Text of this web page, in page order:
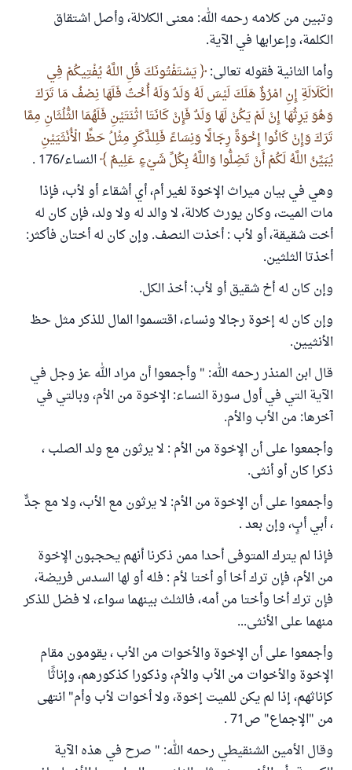
وتبين من كلامه رحمه الله: معنى الكلالة، وأصل اشتقاق
الكلمة، وإعرابها في الآية.
وأما الثانية فقوله تعالى: يَسْتَفْتُونَكَ قُلِ اللَّهُ يُفْتِيكُمْ فِي
الْكَلَالَةِ إِنِ امْرُؤٌ هَلَكَ لَيْسَ لَهُ وَلَدٌ وَلَهُ أُخْتٌ فَلَهَا نِصْفُ مَا تَرَكَ
وَهُوَ يَرِثُهَا إِنْ لَمْ يَكُنْ لَهَا وَلَدٌ فَإِنْ كَانَتَا اثْنَتَيْنِ فَلَهُمَا الثُّلُثَانِ مِمَّا
تَرَكَ وَإِنْ كَانُوا إِخْوَةً رِجَالًا وَنِسَاءً فَلِلذَّكَرِ مِثْلُ حَظِّ الْأُنْثَيَيْنِ
يُبَيِّنُ اللَّهُ لَكُمْ أَنْ تَضِلُّوا وَاللَّهُ بِكُلِّ شَيْءٍ عَلِيمٌ النساء/176 .
وهي في بيان ميراث الإخوة لغير أم، أي أشقاء أو لأب، فإذا
مات الميت، وكان يورث كلالة، لا والد له ولا ولد، فإن كان له
أخت شقيقة، أو لأب : أخذت النصف. وإن كان له أختان فأكثر:
أخذتا الثلثين.
وإن كان له أخ شقيق أو لأب: أخذ الكل.
وإن كان له إخوة رجالا ونساء، اقتسموا المال للذكر مثل حظ
الأنثيين.
قال ابن المنذر رحمه الله: " وأجمعوا أن مراد الله عز وجل في
الآية التي في أول سورة النساء: الإخوة من الأم، وبالتي في
آخرها: من الأب والأم.
وأجمعوا على أن الإخوة من الأم : لا يرثون مع ولد الصلب ،
ذكرا كان أو أنثى.
وأجمعوا على أن الإخوة من الأم: لا يرثون مع الأب، ولا مع جدٍّ
، أبي أبٍ، وإن بعد .
فإذا لم يترك المتوفى أحدا ممن ذكرنا أنهم يحجبون الإخوة
من الأم، فإن ترك أخا أو أختا لأم : فله أو لها السدس فريضة،
فإن ترك أخا وأختا من أمه، فالثلث بينهما سواء، لا فضل للذكر
منهما على الأنثى...
وأجمعوا على أن الإخوة والأخوات من الأب ، يقومون مقام
الإخوة والأخوات من الأب والأم، وذكورا كذكورهم، وإناثًا
كإناثهم، إذا لم يكن للميت إخوة، ولا أخوات لأب وأم" انتهى
من "الإجماع" ص71 .
وقال الأمين الشنقيطي رحمه الله: " صرح في هذه الآية